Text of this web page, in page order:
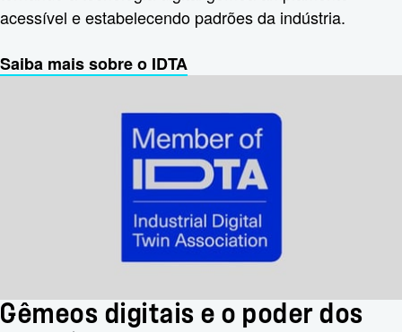
acessível e estabelecendo padrões da indústria.
Saiba mais sobre o IDTA
Gêmeos digitais e o poder dos